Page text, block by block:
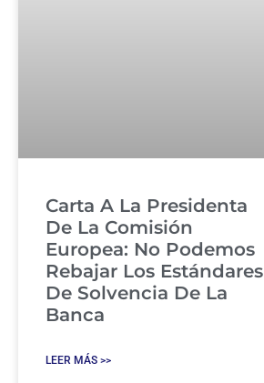
Carta A La Presidenta
De La Comisión
Europea: No Podemos
Rebajar Los Estándares
De Solvencia De La
Banca
LEER MÁS >>